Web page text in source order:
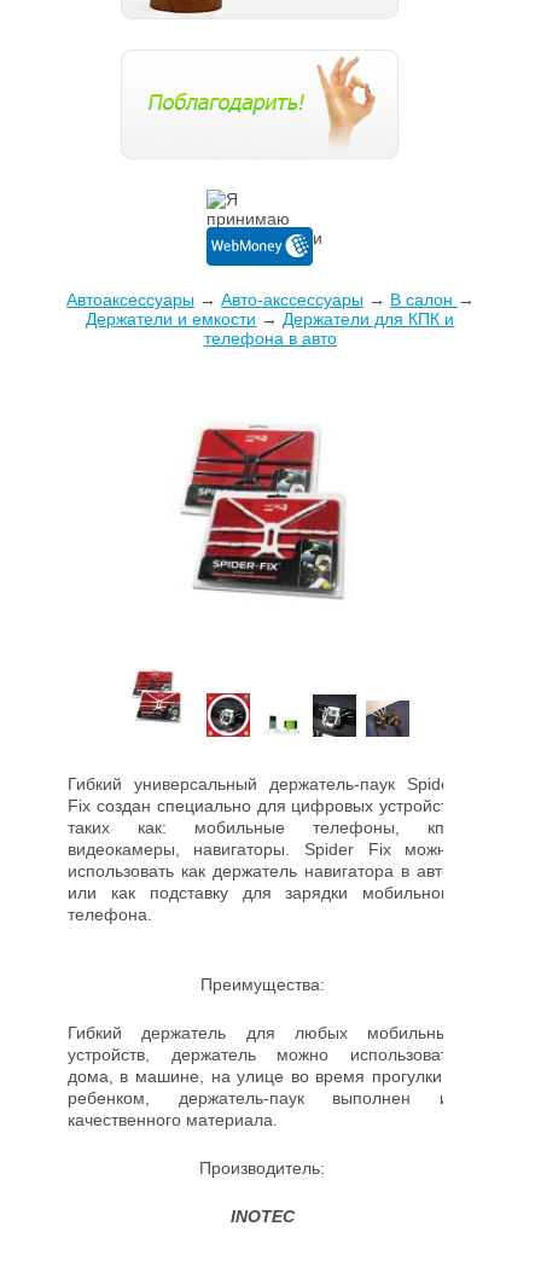
Автоаксессуары→ Авто-акссессуары→ В салон →
Держатели и емкости → Держатели для КПК и
телефона в авто
Гибкий универсальный держатель-паук Spider
Fix создан специально для цифровых устройств
таких как: мобильные телефоны, кпк,
видеокамеры, навигаторы. Spider Fix можно
использовать как держатель навигатора в авто,
или как подставку для зарядки мобильного
телефона.
Преимущества:
Гибкий держатель для любых мобильных
устройств, держатель можно использовать
дома, в машине, на улице во время прогулки с
ребенком, держатель-паук выполнен из
качественного материала.
Производитель:
INOTEC